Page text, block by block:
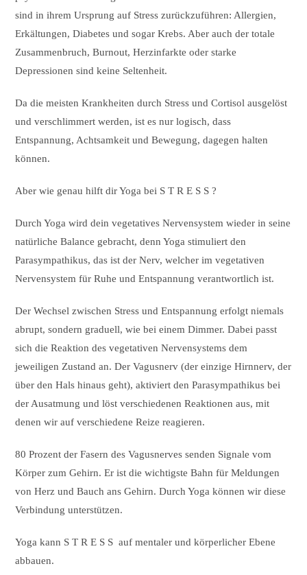
sind in ihrem Ursprung auf Stress zurückzuführen: Allergien,
Erkältungen, Diabetes und sogar Krebs. Aber auch der totale
Zusammenbruch, Burnout, Herzinfarkte oder starke
Depressionen sind keine Seltenheit.
Da die meisten Krankheiten durch Stress und Cortisol ausgelöst
und verschlimmert werden, ist es nur logisch, dass
Entspannung, Achtsamkeit und Bewegung, dagegen halten
können.
Aber wie genau hilft dir Yoga bei S T R E S S ?
Durch Yoga wird dein vegetatives Nervensystem wieder in seine
natürliche Balance gebracht, denn Yoga stimuliert den
Parasympathikus, das ist der Nerv, welcher im vegetativen
Nervensystem für Ruhe und Entspannung verantwortlich ist.
Der Wechsel zwischen Stress und Entspannung erfolgt niemals
abrupt, sondern graduell, wie bei einem Dimmer. Dabei passt
sich die Reaktion des vegetativen Nervensystems dem
jeweiligen Zustand an. Der Vagusnerv (der einzige Hirnnerv, der
über den Hals hinaus geht), aktiviert den Parasympathikus bei
der Ausatmung und löst verschiedenen Reaktionen aus, mit
denen wir auf verschiedene Reize reagieren.
80 Prozent der Fasern des Vagusnerves senden Signale vom
Körper zum Gehirn. Er ist die wichtigste Bahn für Meldungen
von Herz und Bauch ans Gehirn. Durch Yoga können wir diese
Verbindung unterstützen.
Yoga kann S T R E S S auf mentaler und körperlicher Ebene
abbauen.